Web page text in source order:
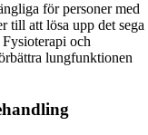
för personer med
till att lösa upp det sega
och
lungfunktionen